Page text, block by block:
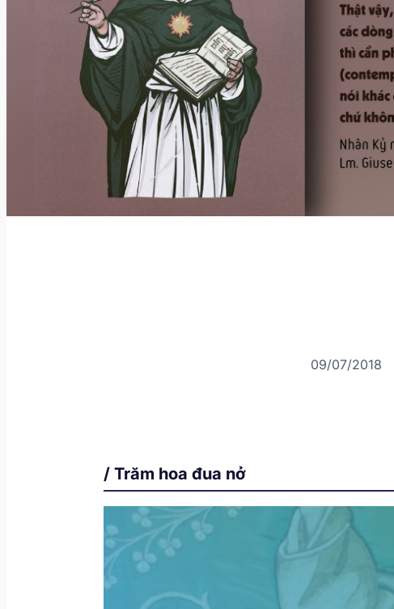
09/07/2018
/ Trăm hoa đua nở